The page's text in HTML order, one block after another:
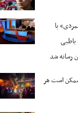
با
رسانه شد
است هر